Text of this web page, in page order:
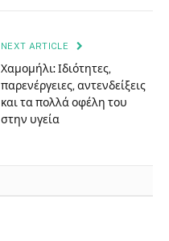
NEXT ARTICLE
Χαμομήλι: Ιδιότητες,
παρενέργειες, αντενδείξεις
και τα πολλά οφέλη του
στην υγεία